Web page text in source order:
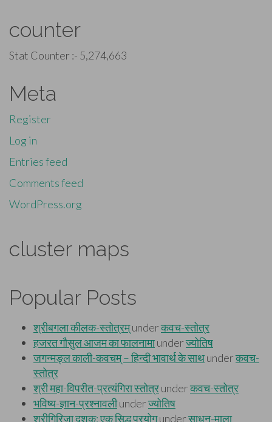
counter
Stat Counter :- 5,274,663
Meta
Register
Log in
Entries feed
Comments feed
WordPress.org
cluster maps
Popular Posts